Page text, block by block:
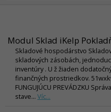
Modul Sklad iKelp
Skladové hospodárstvo
skladových zásobách,
inventúry . U ž žiaden
finančných prostriedkov.
FUNGUJÚCU PREVÁDZKU
stave... Víc...